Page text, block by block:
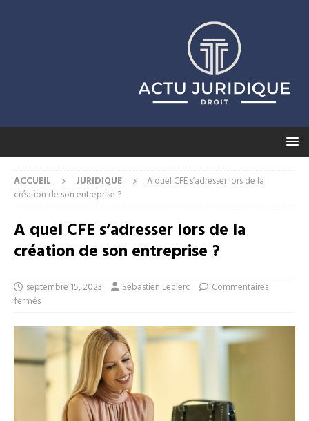
ACCUEIL JURIDIQUE
A quel CFE s’adresser lors de la
création de son entreprise ?
A quel CFE s’adresser lors de la
création de son entreprise ?
septembre 15, 2023 Sébastien Leclerc
Commentaires
fermés